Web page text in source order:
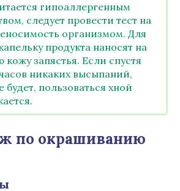
гипоаллергенным
следует провести тест на
организмом. Для
продукта наносят на
кожу запястья. Если спустя
никаких высыпаний,
будет, пользоваться хной
по окрашиванию